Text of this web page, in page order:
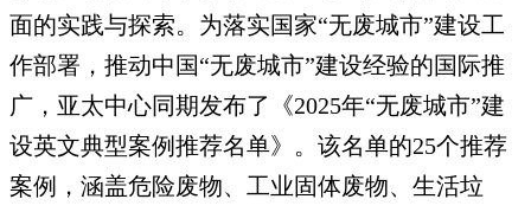
面的实践与探索。为落实国家“无废城市”建设工
作部署，推动中国“无废城市”建设经验的国际推
广，亚太中心同期发布了《2025年“无废城市”建
设英文典型案例推荐名单》。该名单的25个推荐
案例，涵盖危险废物、工业固体废物、生活垃